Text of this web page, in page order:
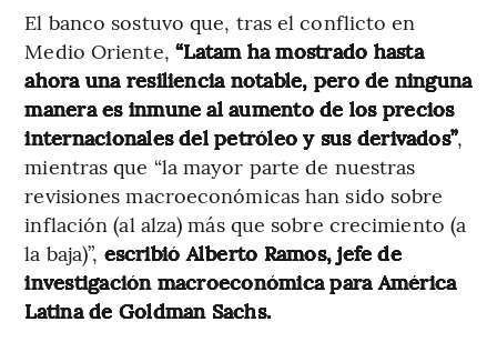
El banco sostuvo que, tras el conflicto en
Medio Oriente, “Latam ha mostrado hasta
ahora una resiliencia notable, pero de ninguna
manera es inmune al aumento de los precios
internacionales del petróleo y sus derivados”,
mientras que “la mayor parte de nuestras
revisiones macroeconómicas han sido sobre
inflación (al alza) más que sobre crecimiento (a
la baja)”, escribió Alberto Ramos, jefe de
investigación macroeconómica para América
Latina de Goldman Sachs.